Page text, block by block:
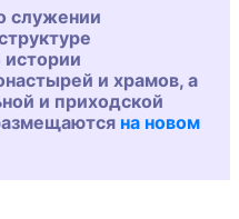
служении
и храмов, а
и приходской
на новом